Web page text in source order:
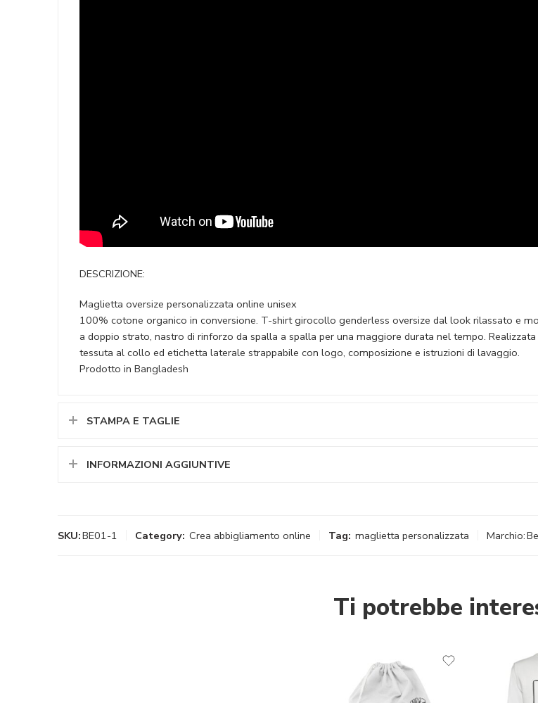
DESCRIZIONE:
Maglietta oversize personalizzata online unisex
100% cotone organico in conversione. T-shirt girocollo genderless oversize dal look rilassato e
a doppio strato, nastro di rinforzo da spalla a spalla per una maggiore durata nel tempo.
tessuta al collo ed etichetta laterale strappabile con logo, composizione e istruzioni di lavaggio.
Prodotto in Bangladesh
STAMPA E TAGLIE
INFORMAZIONI AGGIUNTIVE
SKU:BE01-1 Category: Crea abbigliamento online Tag: maglietta personalizzata Marchio:
Ti potrebbe